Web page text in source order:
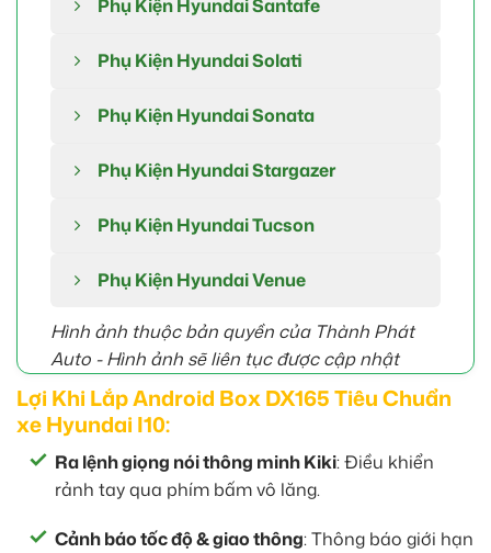
Phụ Kiện Hyundai Santafe
Phụ Kiện Hyundai Solati
Phụ Kiện Hyundai Sonata
Phụ Kiện Hyundai Stargazer
Phụ Kiện Hyundai Tucson
Phụ Kiện Hyundai Venue
Hình ảnh thuộc bản quyền của Thành Phát
Auto -Hình ảnh sẽ liên tục được cập nhật
Lợi Khi Lắp Android Box DX165 Tiêu Chuẩn
xe Hyundai I10:
Ra lệnh giọng nói thông minh Kiki: Điều khiển
rảnh tay qua phím bấm vô lăng.
Cảnh báo tốc độ & giao thông: Thông báo giới hạn